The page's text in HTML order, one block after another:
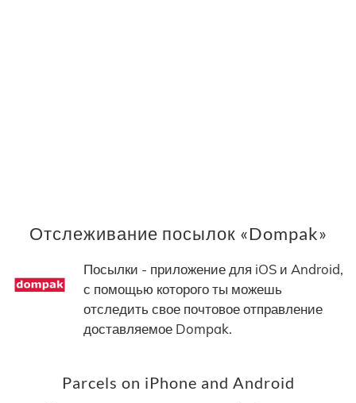
Отслеживание посылок «Dompak»
Посылки - приложение для iOS и Android,
с помощью которого ты можешь
отследить свое почтовое отправление
доставляемое Dompak.
Parcels on iPhone and Android